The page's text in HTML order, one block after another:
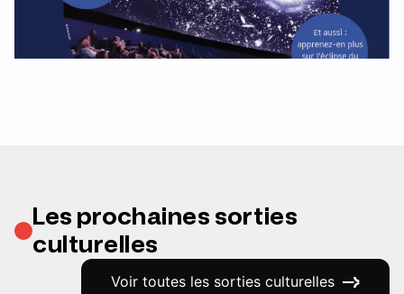
Les prochaines sorties
culturelles
Voir toutes les sorties culturelles